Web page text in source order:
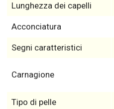
Lunghezza dei capelli
Acconciatura
Segni caratteristici
Carnagione
Tipo di pelle